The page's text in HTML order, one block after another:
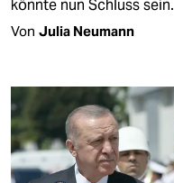
könnte nun Schluss sein.
Von Julia Neumann